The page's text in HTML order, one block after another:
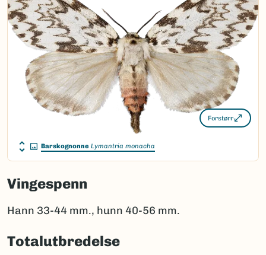
Forstørr
Barskognonne Lymantria monacha
Vingespenn
Hann 33-44 mm., hunn 40-56 mm.
Totalutbredelse